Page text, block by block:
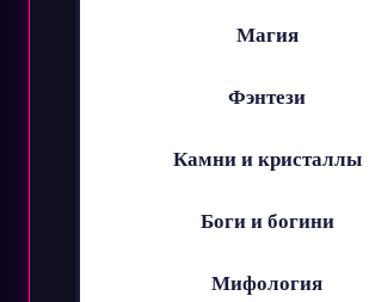
Магия
Фэнтези
Камни и кристаллы
Боги и богини
Мифология